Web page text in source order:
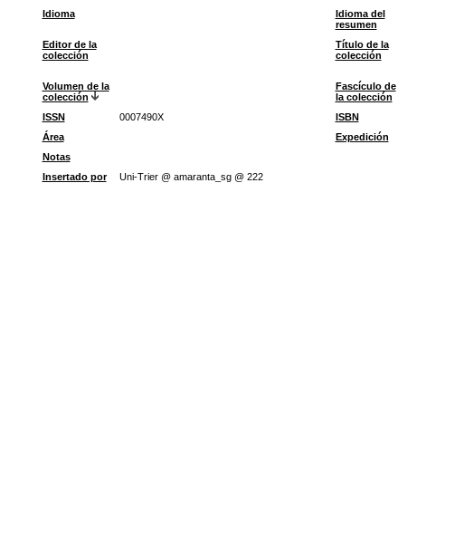
Idioma
Idioma del
resumen
Editor de la
colección
Título de la
colección
Volumen de la
colección
Fascículo de
la colección
ISSN 0007490X ISBN
Área
Expedición
Notas
Insertado por
Uni-Trier @ amaranta_sg @ 222